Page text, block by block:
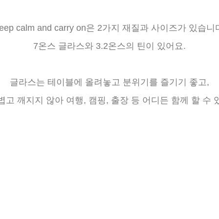
calm and carry on은 2가지 재질과 사이즈가 있습니
7온스 글라스와 3.2온스의 틴이 있어요.
글라스는 테이블에 올려놓고 분위기를 즐기기 좋고,
고 깨지지 않아 여행, 캠핑, 출장 등 어디든 함께 할 수